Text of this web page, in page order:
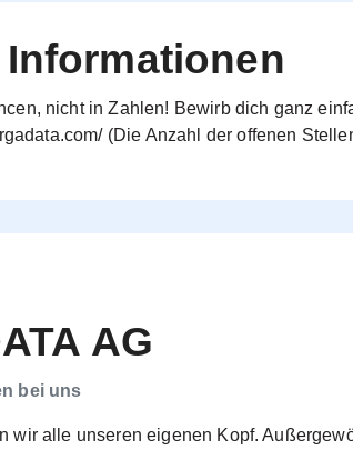
Informationen
nicht in Zahlen! Bewirb dich ganz
(Die Anzahl der offenen
AG
bei uns
wir alle unseren eigenen Kopf.